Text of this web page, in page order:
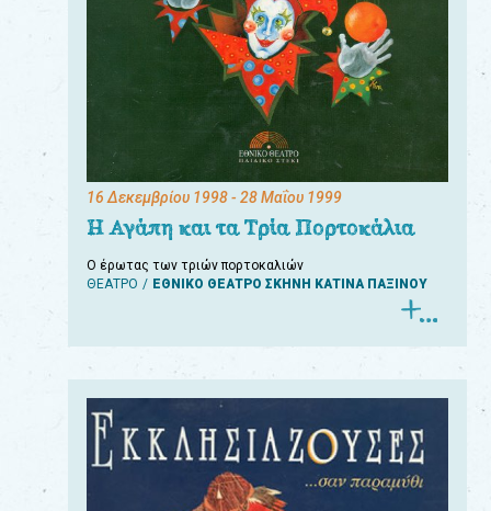
16 Δεκεμβρίου 1998- 28 Μαΐου 1999
Η Αγάπη και τα Τρία Πορτοκάλια
Ο έρωτας των τριών πορτοκαλιών
ΘΕΑΤΡΟ
ΕΘΝΙΚΟ ΘΕΑΤΡΟ ΣΚΗΝΗ ΚΑΤΙΝΑ ΠΑΞΙΝΟΥ